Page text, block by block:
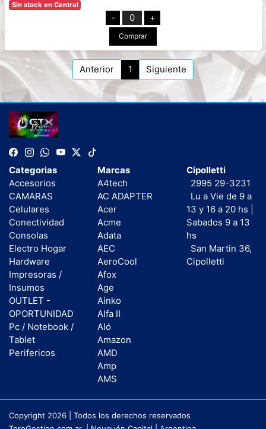
Sin stock en Central
- 0 +
Comprar
Anterior 1 Siguiente
Categorias
Accesorios
CAMARAS
Celulares
Conectividad
Consolas
Electro Hogar
Hardware
Impresoras /
Insumos
OUTLET -
OPORTUNIDAD
Pc / Notebook /
Tablet
Perifericos
Marcas
A4tech
AC ADAPTER
Acer
Acme
Adata
AEC
AeroCool
Afox
Age
Ainko
Alfa II
Aló
Amazon
AMD
Amp
AMS
Cipolletti
2995 29-3231
Lu a Vie de 9 a
13 y 16 a 20 hs |
Sabados 9 a 13
hs
San Martin 36,
Cipolletti
Copyright 2026 | Todos los derechos reservados